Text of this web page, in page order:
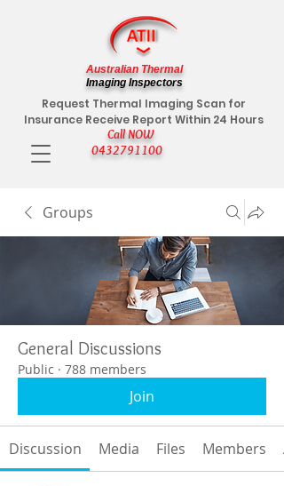
Call NOW
0432791100
Request Thermal Imaging Scan for
Insurance Receive Report Within 24 Hours
Australian Thermal
Imaging Inspectors
Groups
General Discussions
Public · 788 members
Join
Discussion Media Files Members